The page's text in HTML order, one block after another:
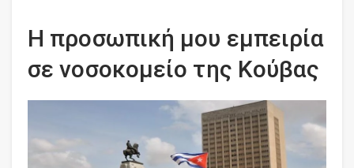
Η προσωπική μου εμπειρία
σε νοσοκομείο της Κούβας